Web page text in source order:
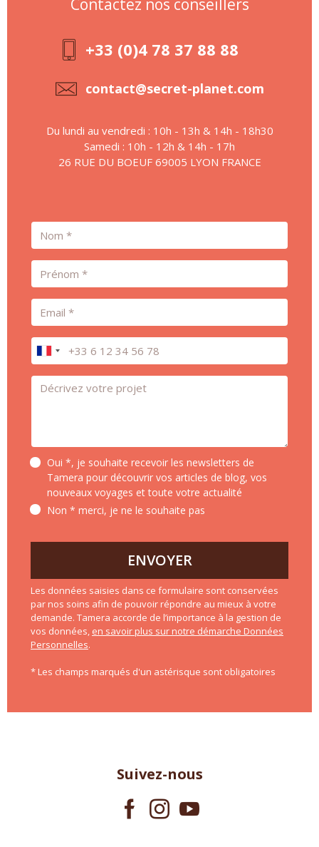
Contactez nos conseillers
+33 (0)4 78 37 88 88
contact@secret-planet.com
Du lundi au vendredi : 10h - 13h & 14h - 18h30
Samedi : 10h - 12h & 14h - 17h
26 RUE DU BOEUF 69005 LYON FRANCE
Nom
Prénom
Email
Téléphone
Message *
Oui *, je souhaite recevoir les newsletters de
Tamera pour découvrir vos articles de blog, vos
nouveaux voyages et toute votre actualité
Non * merci, je ne le souhaite pas
ENVOYER
Les données saisies dans ce formulaire sont conservées
par nos soins afin de pouvoir répondre au mieux à votre
demande. Tamera accorde de l’importance à la gestion de
vos données, en savoir plus sur notre démarche Données
Personnelles.
* Les champs marqués d'un astérisque sont obligatoires
Suivez-nous